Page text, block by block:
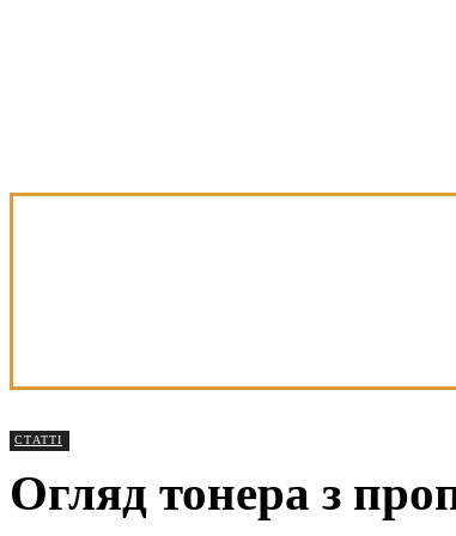
СТАТТІ
Огляд тонера з